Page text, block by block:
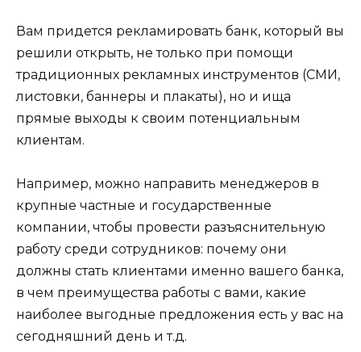
Вам придется рекламировать банк, который вы
решили открыть, не только при помощи
традиционных рекламных инструментов (СМИ,
листовки, баннеры и плакаты), но и ища
прямые выходы к своим потенциальным
клиентам.
Например, можно направить менеджеров в
крупные частные и государственные
компании, чтобы провести разъяснительную
работу среди сотрудников: почему они
должны стать клиентами именно вашего банка,
в чем преимущества работы с вами, какие
наиболее выгодные предложения есть у вас на
сегодняшний день и т.д.